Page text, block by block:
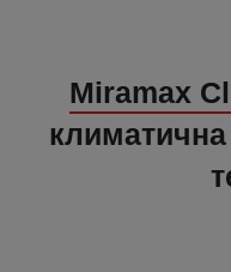
Miramax